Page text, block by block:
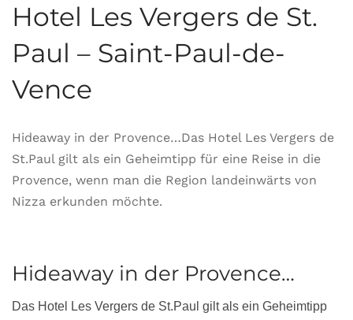
Hotel Les Vergers de St.
Paul – Saint-Paul-de-
Vence
Hideaway in der Provence…Das Hotel Les Vergers de
St.Paul gilt als ein Geheimtipp für eine Reise in die
Provence, wenn man die Region landeinwärts von
Nizza erkunden möchte.
Hideaway in der Provence…
Das Hotel Les Vergers de St.Paul gilt als ein Geheimtipp